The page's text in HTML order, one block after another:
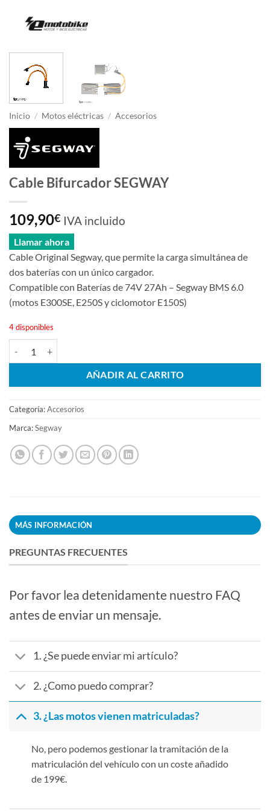
Inicio / Motos eléctricas / Accesorios
Cable Bifurcador SEGWAY
109,90€ IVA incluido
Llamar ahora
Cable Original Segway, que permite la carga simultánea de
dos baterías con un único cargador.
Compatible con Baterías de 74V 27Ah – Segway BMS 6.0
(motos E300SE, E250S y ciclomotor E150S)
4 disponibles
AÑADIR AL CARRITO
Categoría:Accesorios
Marca:Segway
MÁS INFORMACIÓN
PREGUNTAS FRECUENTES
Por favor lea detenidamente nuestro FAQ
antes de enviar un mensaje.
1. ¿Se puede enviar mi artículo?
2. ¿Como puedo comprar?
3. ¿Las motos vienen matriculadas?
No, pero podemos gestionar la tramitación de la
matriculación del vehículo con un coste añadido
de 199€.